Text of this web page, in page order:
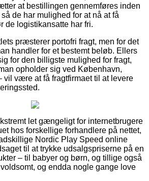
at bestillingen gennemføres inden
de har mulighed for at nå at få
de logistikansatte har fri.
præsterer portofri fragt, men for det
handler for et bestemt beløb. Ellers
for den billigste mulighed for fragt,
opholder sig ved København,
vil være at få fragtfirmaet til at levere
let gængeligt for internetbrugere
hos forskellige forhandlere på nettet,
Nordic Play Speed online
til at trykke udsalgspriserne på en
– til babyer og børn, og tillige også
og endda nogle gange love